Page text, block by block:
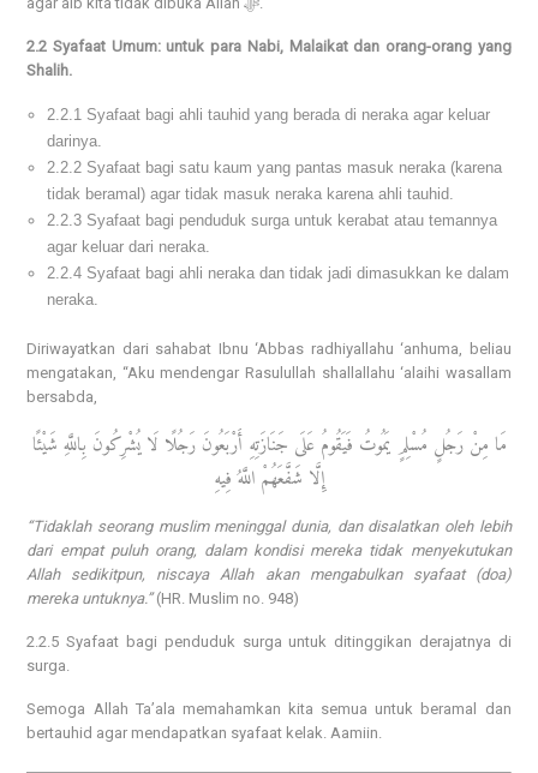
2.2 Syafaat Umum: untuk para Nabi, Malaikat dan orang-orang yang
Shalih.
2.2.1 Syafaat bagi ahli tauhid yang berada di neraka agar keluar
darinya.
2.2.2 Syafaat bagi satu kaum yang pantas masuk neraka (karena
tidak beramal) agar tidak masuk neraka karena ahli tauhid.
2.2.3 Syafaat bagi penduduk surga untuk kerabat atau temannya
agar keluar dari neraka.
2.2.4 Syafaat bagi ahli neraka dan tidak jadi dimasukkan ke dalam
neraka.
Diriwayatkan dari sahabat Ibnu ‘Abbas radhiyallahu ‘anhuma, beliau
mengatakan, “Aku mendengar Rasulullah shallallahu ‘alaihi wasallam
bersabda,
مَا مِنْ رَجُلٍ مُسْلِمٍ يَمُوتُ فَيَقُومُ عَلَى جَنَازَتِهِ أَرْبَعُونَ رَجُلًا لَا يُشْرِكُونَ بِاللَّهِ شَيْئًا
إِلَّا شَفَّعَهُمْ اللَّهُ فِيهِ
“Tidaklah seorang muslim meninggal dunia, dan disalatkan oleh lebih
dari empat puluh orang, dalam kondisi mereka tidak menyekutukan
Allah sedikitpun, niscaya Allah akan mengabulkan syafaat (doa)
mereka untuknya.”(HR. Muslim no. 948)
2.2.5 Syafaat bagi penduduk surga untuk ditinggikan derajatnya di
surga.
Semoga Allah Ta’ala memahamkan kita semua untuk beramal dan
bertauhid agar mendapatkan syafaat kelak. Aamiin.